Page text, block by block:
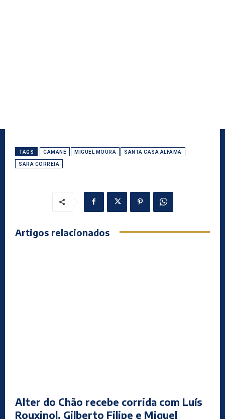
TAGS CAMANÉ MIGUEL MOURA SANTA CASA ALFAMA
SARA CORREIA
Artigos relacionados
Alter do Chão recebe corrida com Luís
Rouxinol, Gilberto Filipe e Miguel